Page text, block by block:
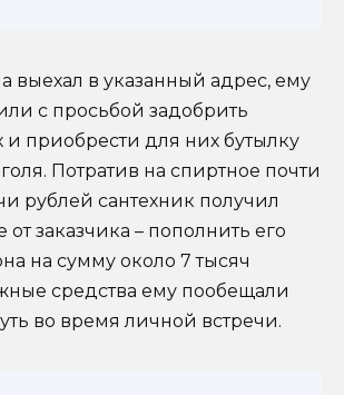
выехал в указанный адрес, ему
с просьбой задобрить
приобрести для них бутылку
Потратив на спиртное почти
рублей сантехник получил
от заказчика – пополнить его
на сумму около 7 тысяч
средства ему пообещали
во время личной встречи.